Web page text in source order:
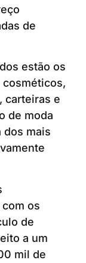
de
estão os
carteiras e
de moda
dos mais
os
de
a um
mil de